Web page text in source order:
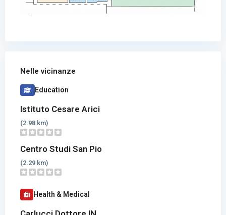
Nelle vicinanze
Education
Istituto Cesare Arici
(2.98 km)
Centro Studi San Pio
(2.29 km)
Health & Medical